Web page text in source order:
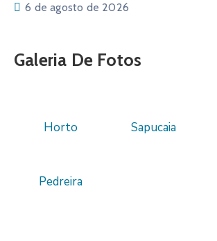
6 de agosto de 2026
Galeria De Fotos
Horto Sapucaia
Pedreira